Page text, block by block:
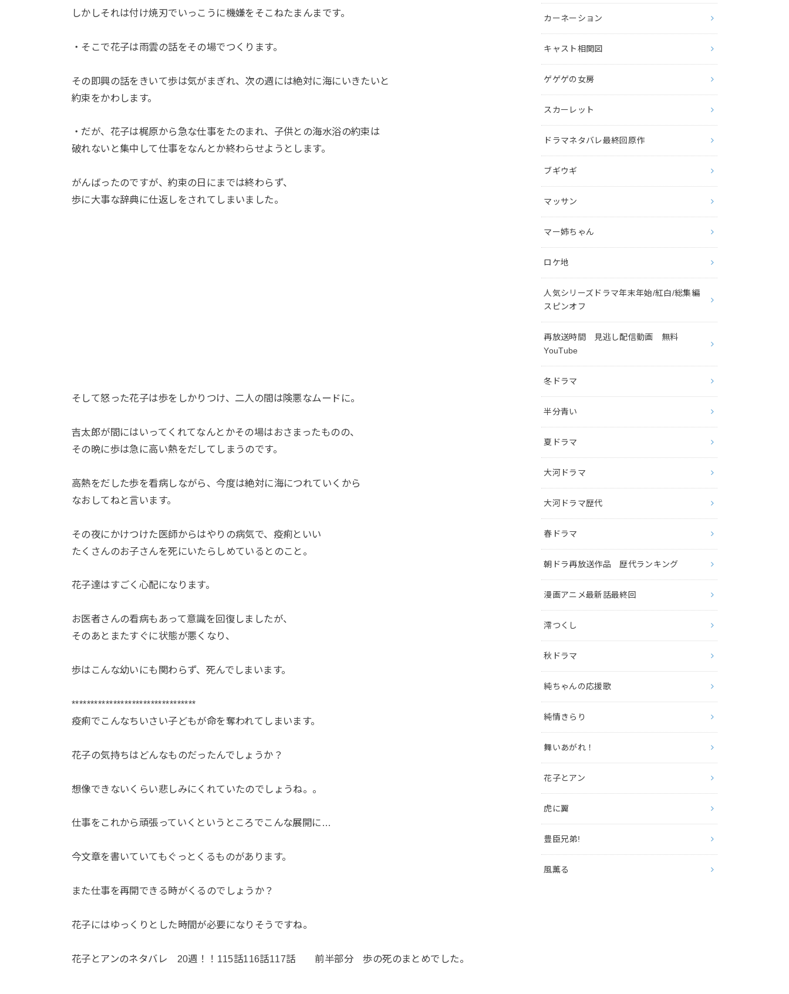
しかしそれは付け焼刃でいっこうに機嫌をそこねたまんまです。
・そこで花子は雨雲の話をその場でつくります。
その即興の話をきいて歩は気がまぎれ、次の週には絶対に海にいきたいと
約束をかわします。
・だが、花子は梶原から急な仕事をたのまれ、子供との海水浴の約束は
破れないと集中して仕事をなんとか終わらせようとします。
がんばったのですが、約束の日にまでは終わらず、
歩に大事な辞典に仕返しをされてしまいました。
そして怒った花子は歩をしかりつけ、二人の間は険悪なムードに。
吉太郎が間にはいってくれてなんとかその場はおさまったものの、
その晩に歩は急に高い熱をだしてしまうのです。
高熱をだした歩を看病しながら、今度は絶対に海につれていくから
なおしてねと言います。
その夜にかけつけた医師からはやりの病気で、疫痢といい
たくさんのお子さんを死にいたらしめているとのこと。
花子達はすごく心配になります。
お医者さんの看病もあって意識を回復しましたが、
そのあとまたすぐに状態が悪くなり、
歩はこんな幼いにも関わらず、死んでしまいます。
*********************************
疫痢でこんなちいさい子どもが命を奪われてしまいます。
花子の気持ちはどんなものだったんでしょうか？
想像できないくらい悲しみにくれていたのでしょうね。。
仕事をこれから頑張っていくというところでこんな展開に…
今文章を書いていてもぐっとくるものがあります。
また仕事を再開できる時がくるのでしょうか？
花子にはゆっくりとした時間が必要になりそうですね。
花子とアンのネタバレ 20週！！115話116話117話 前半部分 歩の死のまとめでした。
カーネーション
キャスト相関図
ゲゲゲの女房
スカーレット
ドラマネタバレ最終回原作
ブギウギ
マッサン
マー姉ちゃん
ロケ地
人気シリーズドラマ年末年始/紅白/総集編
スピンオフ
再放送時間 見逃し配信動画 無料
YouTube
冬ドラマ
半分青い
夏ドラマ
大河ドラマ
大河ドラマ歴代
春ドラマ
朝ドラ再放送作品 歴代ランキング
漫画アニメ最新話最終回
澪つくし
秋ドラマ
純ちゃんの応援歌
純情きらり
舞いあがれ！
花子とアン
虎に翼
豊臣兄弟!
風薫る